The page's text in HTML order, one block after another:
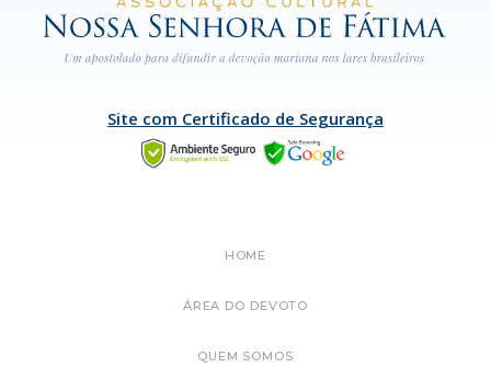
Site com Certificado de Segurança
HOME
ÁREA DO DEVOTO
QUEM SOMOS